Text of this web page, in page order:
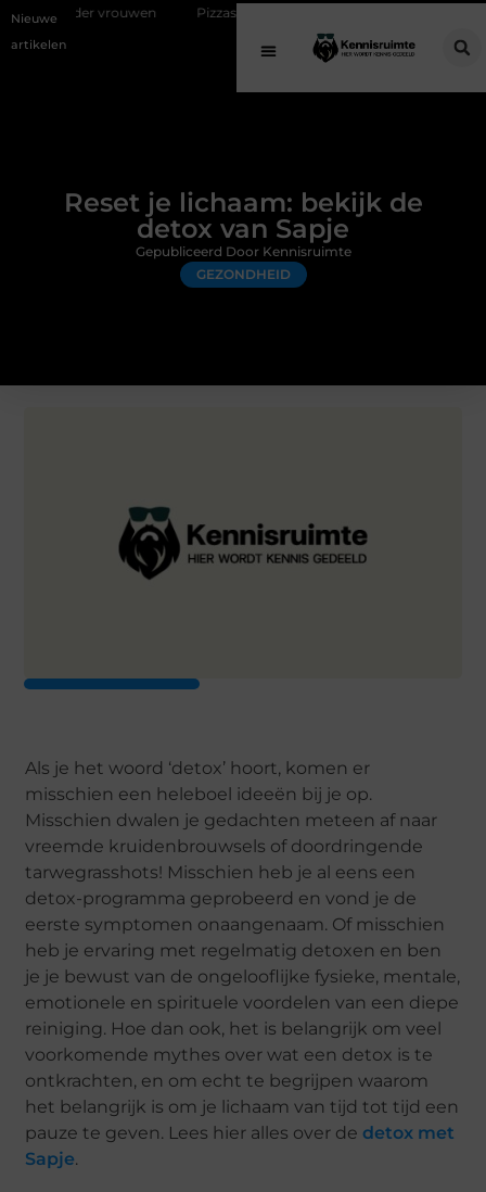
Nieuwe
artikelen
Pizzasteen voor barbecue: optimaal pizza bakken op een
Reset je lichaam: bekijk de
detox van Sapje
GEZONDHEID
Gepubliceerd Door Kennisruimte
Als je het woord ‘detox’ hoort, komen er
misschien een heleboel ideeën bij je op.
Misschien dwalen je gedachten meteen af naar
vreemde kruidenbrouwsels of doordringende
tarwegrasshots! Misschien heb je al eens een
detox-programma geprobeerd en vond je de
eerste symptomen onaangenaam. Of misschien
heb je ervaring met regelmatig detoxen en ben
je je bewust van de ongelooflijke fysieke, mentale,
emotionele en spirituele voordelen van een diepe
reiniging. Hoe dan ook, het is belangrijk om veel
voorkomende mythes over wat een detox is te
ontkrachten, en om echt te begrijpen waarom
het belangrijk is om je lichaam van tijd tot tijd een
pauze te geven. Lees hier alles over dedetox met
Sapje.